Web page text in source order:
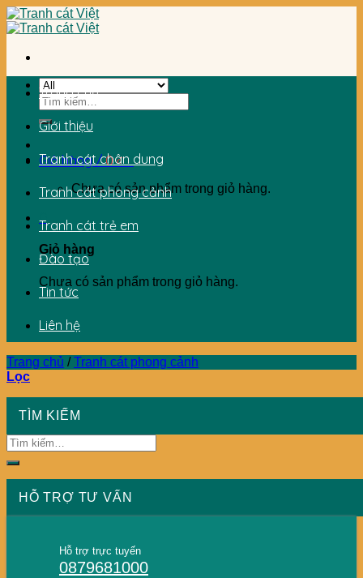
Skip
to
Tìm
kiếm:
Giỏ hàng /0₫ 0
Chưa có sản phẩm trong giỏ hàng.
0
Giỏ hàng
Chưa có sản phẩm trong giỏ hàng.
Trang chủ
Giới thiệu
Tranh cát chân dung
Tranh cát phong cảnh
Tranh cát trẻ em
Đào tạo
Tin tức
Liên hệ
Trang chủ / Tranh cát phong cảnh
Lọc
TÌM KIẾM
HỖ TRỢ TƯ VẤN
Hỗ trợ trực tuyến
0879681000